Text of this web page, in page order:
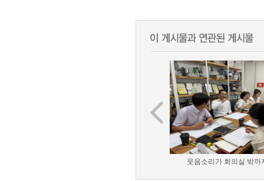
웃음소리가 회의실 밖까